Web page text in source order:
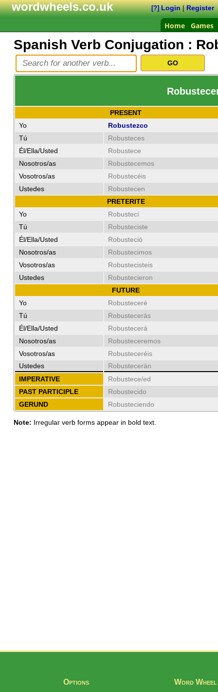
wordwheels.co.uk [?] Login|Register
Home Games
Spanish Verb Conjugation :
PRESENT
Yo
Robustezco
Tú
Robusteces
Él/Ella/Usted
Robustece
Nosotros/as
Robustecemos
Vosotros/as
Robustecéis
Ustedes
Robustecen
PRETERITE
Yo
Robustecí
Tú
Robusteciste
Él/Ella/Usted
Robusteció
Nosotros/as
Robustecimos
Vosotros/as
Robustecisteis
Ustedes
Robustecieron
FUTURE
Yo
Robusteceré
Tú
Robustecerás
Él/Ella/Usted
Robustecerá
Nosotros/as
Robusteceremos
Vosotros/as
Robusteceréis
Ustedes
Robustecerán
IMPERATIVE
Robustece/ed
PAST PARTICIPLE
Robustecido
GERUND
Robusteciendo
Note: Irregular verb forms appear in bold text.
Options Word Wheel